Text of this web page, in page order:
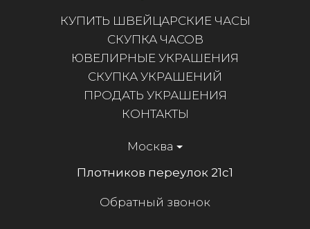
КУПИТЬ ШВЕЙЦАРСКИЕ ЧАСЫ
СКУПКА ЧАСОВ
ЮВЕЛИРНЫЕ УКРАШЕНИЯ
СКУПКА УКРАШЕНИЙ
ПРОДАТЬ УКРАШЕНИЯ
КОНТАКТЫ
Москва
Плотников переулок 21с1
Обратный звонок